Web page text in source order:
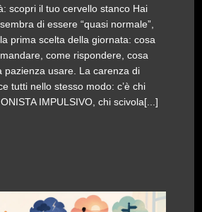
scopri il tuo cervello stanco Hai
di essere “quasi normale”,
prima scelta della giornata: cosa
come rispondere, cosa
pazienza usare. La carenza di
tutti nello stesso modo: c’è chi
IMPULSIVO, chi scivola[...]